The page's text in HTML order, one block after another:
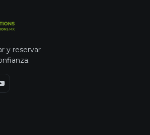
y reservar